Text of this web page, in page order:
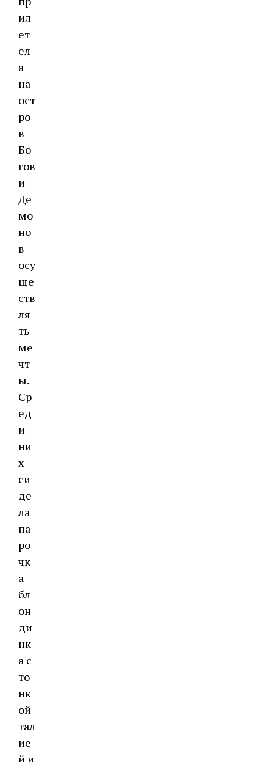
ил
ет
ел
а
на
ост
ро
в
Бо
гов
и
Де
мо
но
в
осу
ще
ств
ля
ть
ме
чт
ы.
Ср
ед
и
ни
х
си
де
ла
па
ро
чк
а
бл
он
ди
нк
а с
то
нк
ой
тал
ие